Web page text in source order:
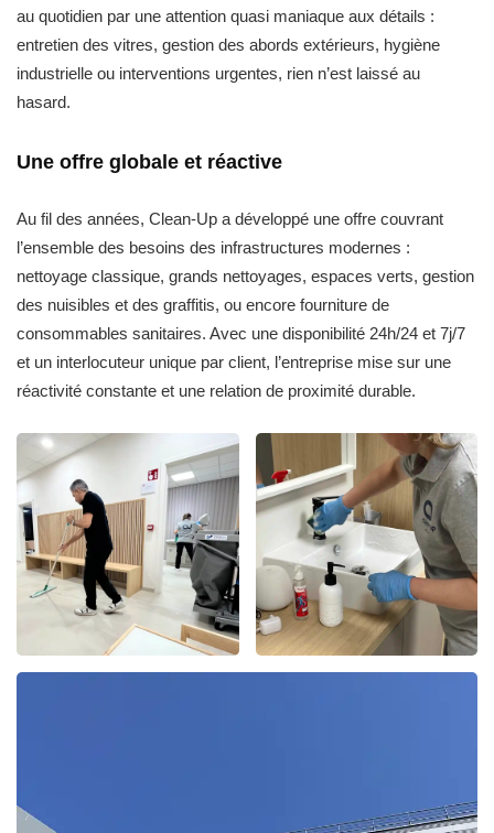
au quotidien par une attention quasi maniaque aux détails :
entretien des vitres, gestion des abords extérieurs, hygiène
industrielle ou interventions urgentes, rien n’est laissé au
hasard.
Une offre globale et réactive
Au fil des années, Clean-Up a développé une offre couvrant
l’ensemble des besoins des infrastructures modernes :
nettoyage classique, grands nettoyages, espaces verts, gestion
des nuisibles et des graffitis, ou encore fourniture de
consommables sanitaires. Avec une disponibilité 24h/24 et 7j/7
et un interlocuteur unique par client, l’entreprise mise sur une
réactivité constante et une relation de proximité durable.